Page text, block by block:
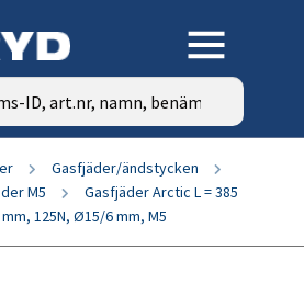
Gasfjäder/ändstycken
M5
Gasfjäder Arctic L = 385
125N, Ø15/6 mm, M5